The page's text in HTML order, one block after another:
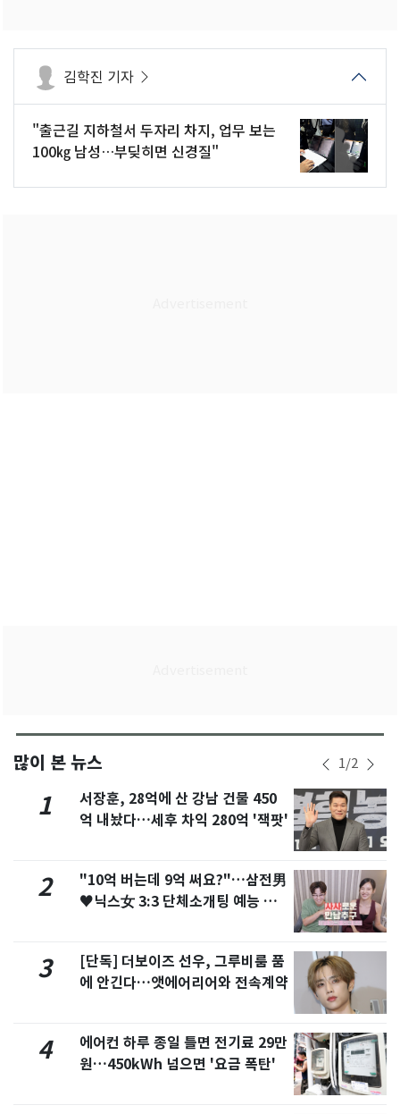
김학진 기자
"출근길 지하철서 두자리 차지, 업무 보는
100㎏ 남성…부딪히면 신경질"
많이 본 뉴스 1/2
1
서장훈, 28억에 산 강남 건물 450
억 내놨다…세후 차익 280억 '잭팟'
2
"10억 버는데 9억 써요?"…삼전男
♥닉스女 3:3 단체소개팅 예능 화
3
[단독] 더보이즈 선우, 그루비룸 품
에 안긴다…앳에어리어와 전속계약
4
에어컨 하루 종일 틀면 전기료 29만
원…450kWh 넘으면 '요금 폭탄'